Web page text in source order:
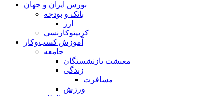
بورس ایران و جهان
بانک و بودجه
ارز
کریپتوکارنسی
آموزش کسب‌وکار
جامعه
معیشت بازنشستگان
زندگی
مسافرت
ورزش